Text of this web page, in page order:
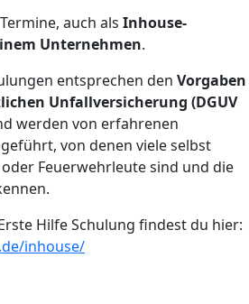
auch als Inhouse-
Unternehmen.
entsprechen den Vorgaben
Unfallversicherung (DGUV
werden von erfahrenen
von denen viele selbst
Feuerwehrleute sind und die
Hilfe Schulung findest du hier:
inhouse/